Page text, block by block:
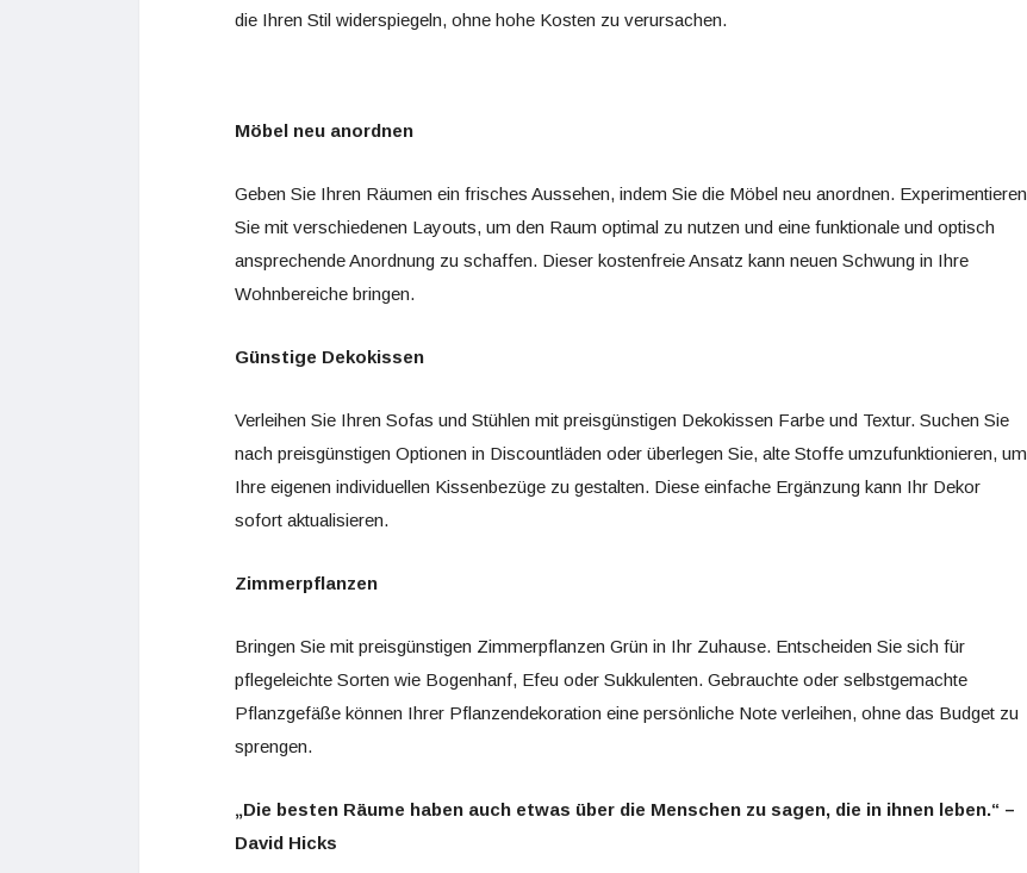
die Ihren Stil widerspiegeln, ohne hohe Kosten zu verursachen.
Möbel neu anordnen
Geben Sie Ihren Räumen ein frisches Aussehen, indem Sie die Möbel neu anordnen. Experimentieren
Sie mit verschiedenen Layouts, um den Raum optimal zu nutzen und eine funktionale und optisch
ansprechende Anordnung zu schaffen. Dieser kostenfreie Ansatz kann neuen Schwung in Ihre
Wohnbereiche bringen.
Günstige Dekokissen
Verleihen Sie Ihren Sofas und Stühlen mit preisgünstigen Dekokissen Farbe und Textur. Suchen Sie
nach preisgünstigen Optionen in Discountläden oder überlegen Sie, alte Stoffe umzufunktionieren, um
Ihre eigenen individuellen Kissenbezüge zu gestalten. Diese einfache Ergänzung kann Ihr Dekor
sofort aktualisieren.
Zimmerpflanzen
Bringen Sie mit preisgünstigen Zimmerpflanzen Grün in Ihr Zuhause. Entscheiden Sie sich für
pflegeleichte Sorten wie Bogenhanf, Efeu oder Sukkulenten. Gebrauchte oder selbstgemachte
Pflanzgefäße können Ihrer Pflanzendekoration eine persönliche Note verleihen, ohne das Budget zu
sprengen.
„Die besten Räume haben auch etwas über die Menschen zu sagen, die in ihnen leben.“ –
David Hicks